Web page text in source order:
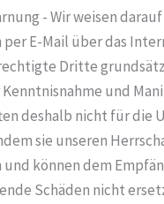
- Wir weisen
E-Mail über das
Dritte
und
deshalb nicht für die
sie unseren
und können dem
Schäden nicht